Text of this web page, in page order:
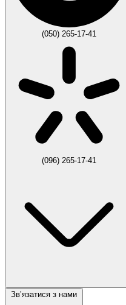
(050) 265-17-41
(096) 265-17-41
Звʼязатися з нами